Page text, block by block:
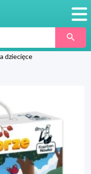
dziecięce